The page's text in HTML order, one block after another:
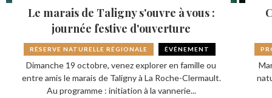
Le marais de Taligny s'ouvre à vous :
journée festive d'ouverture
RÉSERVE NATURELLE RÉGIONALE ÉVÉNEMENT
Dimanche 19 octobre, venez explorer en famille ou
entre amis le marais de Taligny à La Roche-Clermault.
Au programme : initiation à la vannerie...